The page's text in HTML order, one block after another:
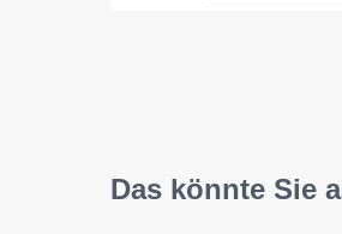
Das könnte Sie